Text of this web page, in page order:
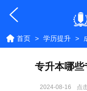
首页 > 学历提升 >
专升本哪
2024-08-16 点